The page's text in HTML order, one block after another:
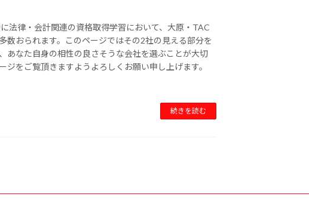
法律・会計関連の資格取得学習において、大原・TAC
数おられます。このページではその2社の見える部分を
あなた自身の相性の良さそうな会社を選ぶことが大切
をご覧頂きますようよろしくお願い申し上げます。
続きを読む